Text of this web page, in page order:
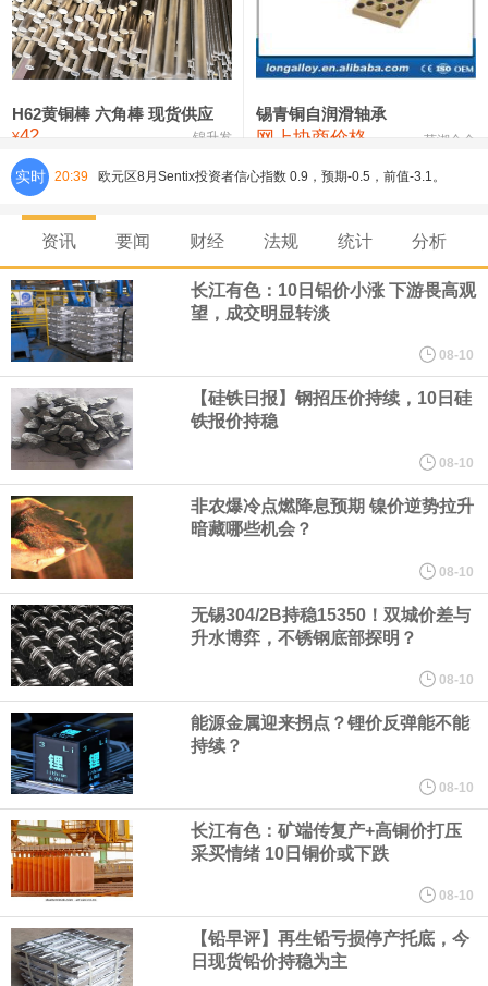
铸造铝合金锭(ZL102) 24,300—24,500 24,400
压铸锌合金锭 26,100—26,300
氯化镍 38,300—40,300 39,300 0
H62黄铜棒 六角棒 现货供应
¥42 锦升发
锡青铜自润滑轴承
网上协商价格 芜湖合金
实时 20:39 欧元区8月Sentix投资者信心指数 0.9，预期-0.5，前值-3.1。
8月10日，人民币对美元即期汇率盘中最高升至6.7439，创下2023
年2月6日以来的3年多新高。工银亚洲在展望下半年人民币走势时认
为，人民币汇率大概率延续波动、缓步走升态势，主要影响因素包
括：一是下半年预计出口延续韧性增长，关注地缘风险及关税政策
对出口产品和地区结构、量价关系分化等影响；二是国际资金增配
人民币资产，资金净流入支持人民币中枢走强；三是美元对人民币
中间价相机调整。
《天津市智能机器人产业创新发展行动方案（2026—2028年）印发
2028年全市智能机器人产业核心产值突破200亿元
国家发展改革委、国家能源局印发《煤炭工业发展“十五五”规划》。
其中指出，统筹资源开发条件、市场需求、运输通道、环境约束等
因素，有序推进煤炭资源开发。西部资源富集地区强化开发整体规
划，完善上下游开发利用体系，提升跨区域协同保障能力。持续推
进山西、蒙西、蒙东、陕北、新疆煤炭供应保障基地建设，高标准
资讯 要闻 财经 法规 统计 分析
长江有色：10日铝价小涨 下游畏高观
望，成交明显转淡
08-10
【硅铁日报】钢招压价持续，10日硅
铁报价持稳
08-10
非农爆冷点燃降息预期 镍价逆势拉升
暗藏哪些机会？
08-10
无锡304/2B持稳15350！双城价差与
升水博弈，不锈钢底部探明？
08-10
能源金属迎来拐点？锂价反弹能不能
持续？
08-10
长江有色：矿端传复产+高铜价打压
采买情绪 10日铜价或下跌
08-10
【铅早评】再生铅亏损停产托底，今
日现货铅价持稳为主